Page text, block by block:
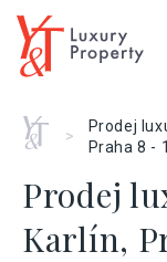
Home
>
Prodej
Praha 8 -
Prodej
Karlín,